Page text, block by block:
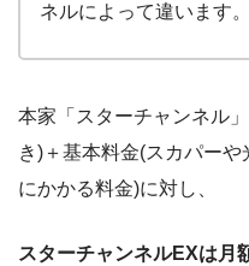
ネルによって違います。
本家「スターチャンネル
き)＋基本料金(スカパー
にかかる料金)に対し、
スターチャンネルEXは月